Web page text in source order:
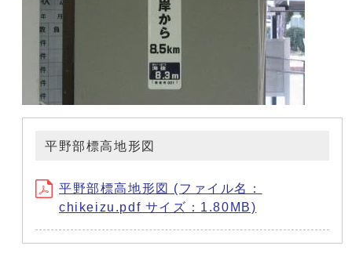
平野部標高地形図
平野部標高地形図 (ファイル名：
chikeizu.pdf サイズ：1.80MB)